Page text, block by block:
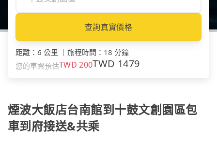
查詢真實價格
距離 ： 6 公里 旅程時間 ： 18 分鐘
您的車資預估TWD200TWD 1479
煙波大飯店台南館到十鼓文創園區包
車到府接送&共乘